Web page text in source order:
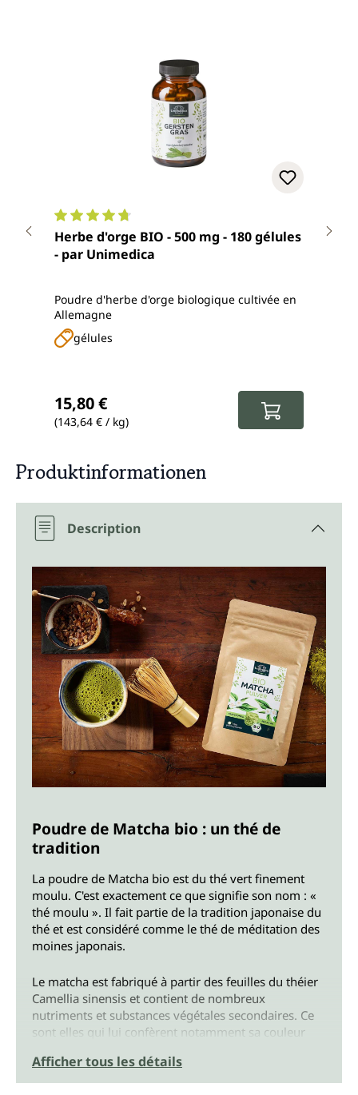
Note moyenne de 4.7 sur 5 étoiles
Herbe d'orge BIO - 500 mg - 180 gélules
- par Unimedica
Poudre d'herbe d'orge biologique cultivée en
Allemagne
gélules
15,80 €
(143,64 € / kg)
Jus
Produktinformationen
Description
Poudre de Matcha bio : un thé de
tradition
La poudre de Matcha bio est du thé vert finement
moulu. C'est exactement ce que signifie son nom : «
thé moulu ». Il fait partie de la tradition japonaise du
thé et est considéré comme le thé de méditation des
moines japonais.
Le matcha est fabriqué à partir des feuilles du théier
Camellia sinensis et contient de nombreux
nutriments et substances végétales secondaires. Ce
sont elles qui lui confèrent notamment sa couleur
sucré à âpre. L'effet de ses précieux composants et
son arôme unique rendent le thé vert japonais si
Afficher tous les détails